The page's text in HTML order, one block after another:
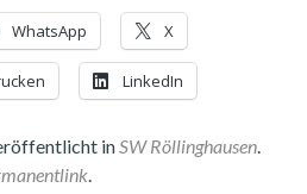
WhatsApp X
LinkedIn
inSW Röllinghausen.
.